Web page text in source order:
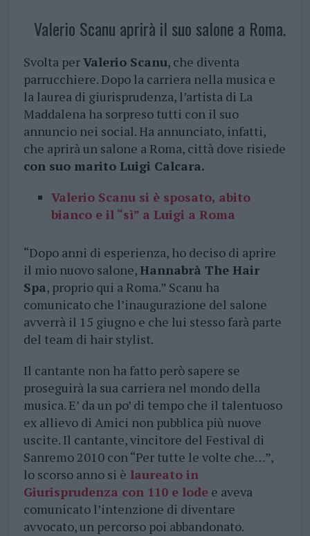
Valerio Scanu aprirà il suo salone a Roma.
Svolta perValerio Scanu, che diventa
parrucchiere. Dopo la carriera nella musica e
la laurea di giurisprudenza, l’artista di La
Maddalena ha sorpreso tutti con il suo
annuncio nei social. Ha annunciato, infatti,
che aprirà un salone a Roma, città dove risiede
con suo marito Luigi Calcara.
Valerio Scanu si è sposato, abito
bianco e il “sì” a Luigi a Roma
“Dopo anni di esperienza, ho deciso di aprire
il mio nuovo salone,Hannabrà The Hair
Spa, proprio qui a Roma.” Scanu ha
comunicato che l’inaugurazione del salone
avverrà il 15 giugno e che lui stesso farà parte
del team di hair stylist.
Il cantante non ha fatto però sapere se
proseguirà la sua carriera nel mondo della
musica. E’ da un po’ di tempo che il talentuoso
ex allievo di Amici non pubblica più nuove
uscite. Il cantante, vincitore del Festival di
Sanremo 2010 con “Per tutte le volte che…”,
lo scorso anno si è laureato in
Giurisprudenza con 110 e lodee aveva
comunicato l’intenzione di diventare
avvocato, un percorso poi abbandonato.